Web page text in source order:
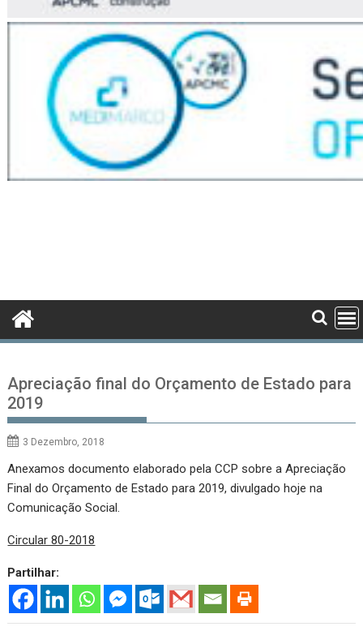
Apreciação final do Orçamento de Estado para
2019
3 Dezembro, 2018
Anexamos documento elaborado pela CCP sobre a Apreciação
Final do Orçamento de Estado para 2019, divulgado hoje na
Comunicação Social.
Circular 80-2018
Partilhar: